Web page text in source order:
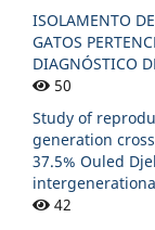
ISOLAMENTO
GATOS
DIAGNÓSTICO
50
Study of
generation
37.5% Ouled
42